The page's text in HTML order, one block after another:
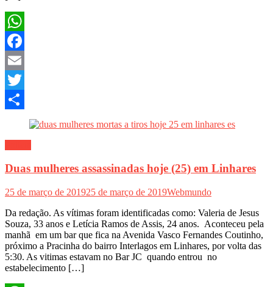
WhatsApp
Facebook
Email
Twitter
Duas mulheres assassinadas hoje (25) em Linhares
25 de março de 201925 de março de 2019Webmundo
Da redação. As vítimas foram identificadas como: Valeria de Jesus
Souza, 33 anos e Letícia Ramos de Assis, 24 anos. Aconteceu pela
manhã em um bar que fica na Avenida Vasco Fernandes Coutinho,
próximo a Pracinha do bairro Interlagos em Linhares, por volta das
5:30. As vitimas estavam no Bar JC quando entrou no
estabelecimento […]